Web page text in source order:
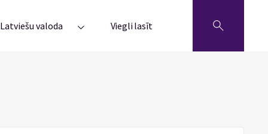
Latviešu valoda Viegli lasīt